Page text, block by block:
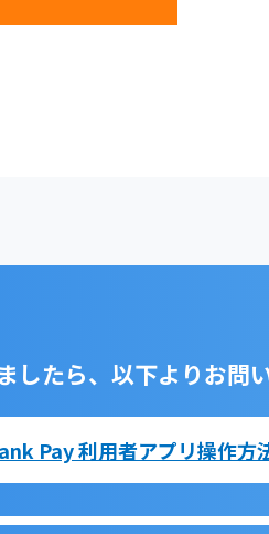
したら、 以下よりお問
Pay 利用者アプリ操作